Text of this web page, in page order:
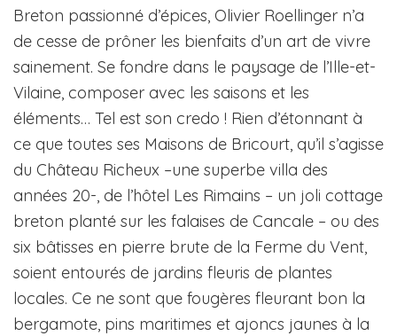
Breton passionné d’épices, Olivier Roellinger n’a
de cesse de prôner les bienfaits d’un art de vivre
sainement. Se fondre dans le paysage de l’Ille-et-
Vilaine, composer avec les saisons et les
éléments… Tel est son credo ! Rien d’étonnant à
ce que toutes ses Maisons de Bricourt, qu’il s’agisse
du Château Richeux –une superbe villa des
années 20-, de l’hôtel Les Rimains – un joli cottage
breton planté sur les falaises de Cancale – ou des
six bâtisses en pierre brute de la Ferme du Vent,
soient entourés de jardins fleuris de plantes
locales. Ce ne sont que fougères fleurant bon la
bergamote, pins maritimes et ajoncs jaunes à la